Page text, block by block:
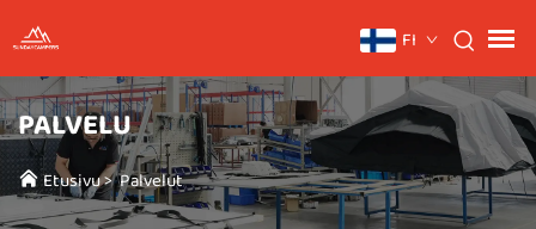
FI
PALVELU
Etusivu>Palvelut